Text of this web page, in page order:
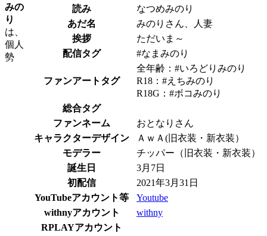
読み
なつめみのり
あだ名
みのりさん、人妻
挨拶
ただいま～
配信タグ
#なまみのり
ファンアートタグ
全年齢：#いろどりみのり
R18：#えちみのり
R18G：#ボコみのり
総合タグ
ファンネーム
おとなりさん
キャラクターデザイン
ＡｗＡ(旧衣装・新衣装）
モデラー
チッパー（旧衣装・新衣装）
誕生日
3月7日
初配信
2021年3月31日
YouTubeアカウント等
Youtube
withnyアカウント
withny
RPLAYアカウント
みの
り
は、
個人
勢